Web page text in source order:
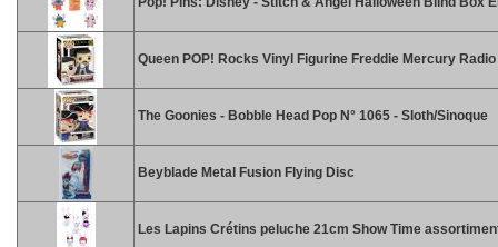
Queen POP! Rocks Vinyl Figurine Freddie Mercury
The Goonies - Bobble Head Pop N° 1065 - Sloth/Sinoque
Beyblade Metal Fusion Flying Disc
Les Lapins Crétins peluche 21cm Show Time